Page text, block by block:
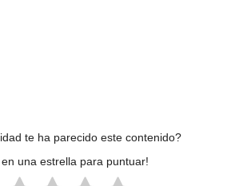
te ha parecido este contenido?
en una estrella para puntuar!